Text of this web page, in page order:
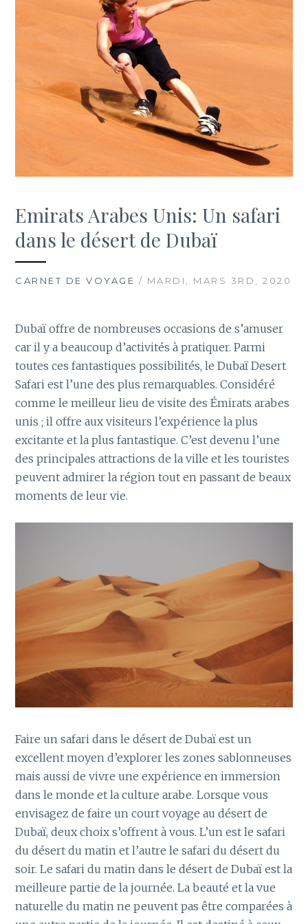
Emirats Arabes Unis: Un safari
dans le désert de Dubaï
CARNET DE VOYAGE / MARDI, MARS 3RD, 2020
Dubaï offre de nombreuses occasions de s’amuser
car il y a beaucoup d’activités à pratiquer. Parmi
toutes ces fantastiques possibilités, le Dubaï Desert
Safari est l’une des plus remarquables. Considéré
comme le meilleur lieu de visite des Émirats arabes
unis ; il offre aux visiteurs l’expérience la plus
excitante et la plus fantastique. C’est devenu l’une
des principales attractions de la ville et les touristes
peuvent admirer la région tout en passant de beaux
moments de leur vie.
Faire un safari dans le désert de Dubaï est un
excellent moyen d’explorer les zones sablonneuses
mais aussi de vivre une expérience en immersion
dans le monde et la culture arabe. Lorsque vous
envisagez de faire un court voyage au désert de
Dubaï, deux choix s’offrent à vous. L’un est le safari
du désert du matin et l’autre le safari du désert du
soir. Le safari du matin dans le désert de Dubaï est la
meilleure partie de la journée. La beauté et la vue
naturelle du matin ne peuvent pas être comparées à